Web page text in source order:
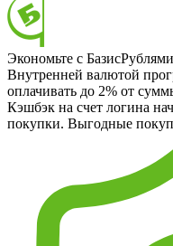
Экономьте с БазисРублями
Внутренней валютой
оплачивать до 2% от
Кэшбэк на счет логина
покупки. Выгодные